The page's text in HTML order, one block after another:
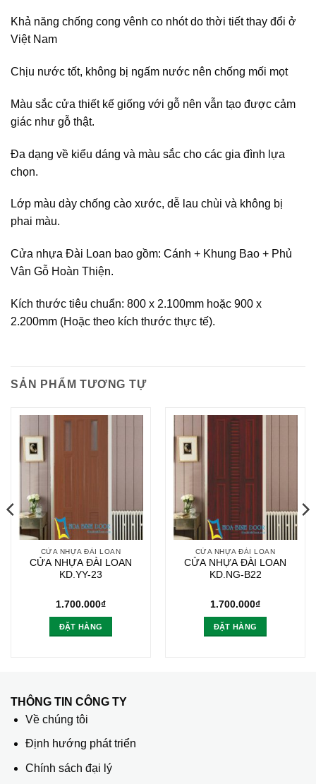
Khả năng chống cong vênh co nhót do thời tiết thay đổi ở
Việt Nam
Chịu nước tốt, không bị ngấm nước nên chống mối mọt
Màu sắc cửa thiết kế giống với gỗ nên vẫn tạo được cảm
giác như gỗ thật.
Đa dạng về kiểu dáng và màu sắc cho các gia đình lựa
chọn.
Lớp màu dày chống cào xước, dễ lau chùi và không bị
phai màu.
Cửa nhựa Đài Loan bao gồm: Cánh + Khung Bao + Phủ
Vân Gỗ Hoàn Thiện.
Kích thước tiêu chuẩn: 800 x 2.100mm hoặc 900 x
2.200mm (Hoặc theo kích thước thực tế).
SẢN PHẨM TƯƠNG TỰ
CỬA NHỰA ĐÀI LOAN
CỬA NHỰA ĐÀI LOAN
KD.YY-23
1.700.000₫
ĐẶT HÀNG
CỬA NHỰA ĐÀI LOAN
CỬA NHỰA ĐÀI LOAN
KD.NG-B22
1.700.000₫
ĐẶT HÀNG
THÔNG TIN CÔNG TY
Về chúng tôi
Định hướng phát triển
Chính sách đại lý